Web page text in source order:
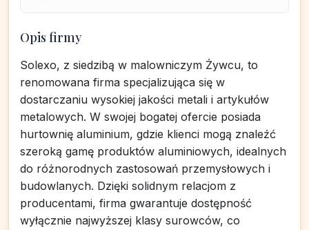
Opis firmy
Solexo, z siedzibą w malowniczym Żywcu, to
renomowana firma specjalizująca się w
dostarczaniu wysokiej jakości metali i artykułów
metalowych. W swojej bogatej ofercie posiada
hurtownię aluminium, gdzie klienci mogą znaleźć
szeroką gamę produktów aluminiowych, idealnych
do różnorodnych zastosowań przemysłowych i
budowlanych. Dzięki solidnym relacjom z
producentami, firma gwarantuje dostępność
wyłącznie najwyższej klasy surowców, co